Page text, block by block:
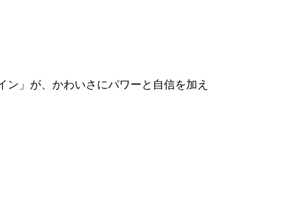
」が、かわいさにパワーと自信を加え